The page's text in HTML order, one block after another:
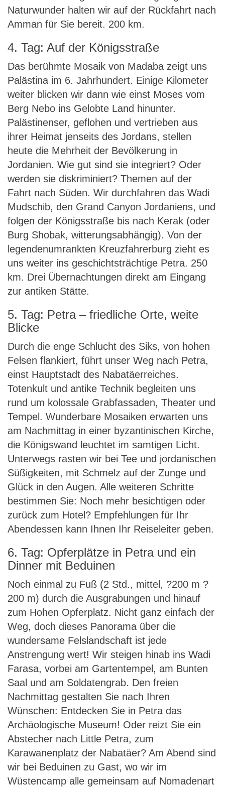
Naturwunder halten wir auf der Rückfahrt nach
Amman für Sie bereit. 200 km.
4. Tag: Auf der Königsstraße
Das berühmte Mosaik von Madaba zeigt uns
Palästina im 6. Jahrhundert. Einige Kilometer
weiter blicken wir dann wie einst Moses vom
Berg Nebo ins Gelobte Land hinunter.
Palästinenser, geflohen und vertrieben aus
ihrer Heimat jenseits des Jordans, stellen
heute die Mehrheit der Bevölkerung in
Jordanien. Wie gut sind sie integriert? Oder
werden sie diskriminiert? Themen auf der
Fahrt nach Süden. Wir durchfahren das Wadi
Mudschib, den Grand Canyon Jordaniens, und
folgen der Königsstraße bis nach Kerak (oder
Burg Shobak, witterungsabhängig). Von der
legendenumrankten Kreuzfahrerburg zieht es
uns weiter ins geschichtsträchtige Petra. 250
km. Drei Übernachtungen direkt am Eingang
zur antiken Stätte.
5. Tag: Petra – friedliche Orte, weite
Blicke
Durch die enge Schlucht des Siks, von hohen
Felsen flankiert, führt unser Weg nach Petra,
einst Hauptstadt des Nabatäerreiches.
Totenkult und antike Technik begleiten uns
rund um kolossale Grabfassaden, Theater und
Tempel. Wunderbare Mosaiken erwarten uns
am Nachmittag in einer byzantinischen Kirche,
die Königswand leuchtet im samtigen Licht.
Unterwegs rasten wir bei Tee und jordanischen
Süßigkeiten, mit Schmelz auf der Zunge und
Glück in den Augen. Alle weiteren Schritte
bestimmen Sie: Noch mehr besichtigen oder
zurück zum Hotel? Empfehlungen für Ihr
Abendessen kann Ihnen Ihr Reiseleiter geben.
6. Tag: Opferplätze in Petra und ein
Dinner mit Beduinen
Noch einmal zu Fuß (2 Std., mittel, ?200 m ?
200 m) durch die Ausgrabungen und hinauf
zum Hohen Opferplatz. Nicht ganz einfach der
Weg, doch dieses Panorama über die
wundersame Felslandschaft ist jede
Anstrengung wert! Wir steigen hinab ins Wadi
Farasa, vorbei am Gartentempel, am Bunten
Saal und am Soldatengrab. Den freien
Nachmittag gestalten Sie nach Ihren
Wünschen: Entdecken Sie in Petra das
Archäologische Museum! Oder reizt Sie ein
Abstecher nach Little Petra, zum
Karawanenplatz der Nabatäer? Am Abend sind
wir bei Beduinen zu Gast, wo wir im
Wüstencamp alle gemeinsam auf Nomadenart